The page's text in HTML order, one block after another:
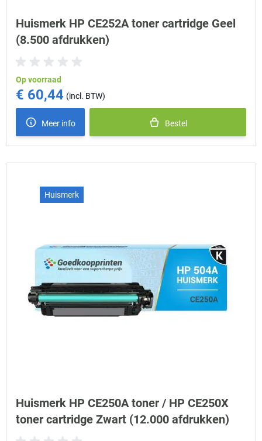
Huismerk HP CE252A toner cartridge Geel
(8.500 afdrukken)
Op voorraad
€ 60,44
Meer info Bestel
Huismerk
Huismerk HP CE250A toner / HP CE250X
toner cartridge Zwart (12.000 afdrukken)